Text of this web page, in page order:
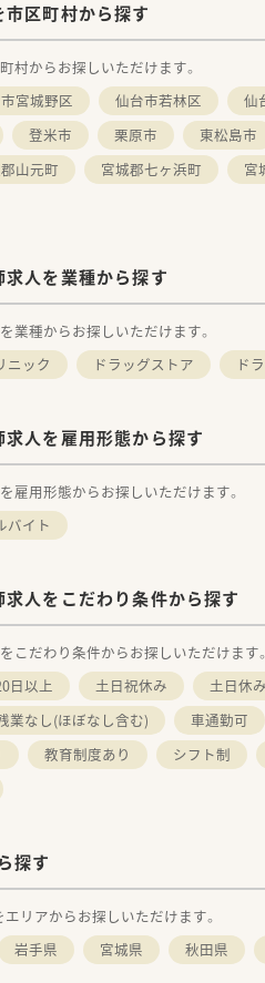
区町村から探す
村からお探しいただけます。
宮城野区 仙台市若林区 仙
登米市 栗原市 東松島市
山元町 宮城郡七ヶ浜町 宮
人を業種から探す
業種からお探しいただけます。
ニック ドラッグストア ド
人を雇用形態から探す
雇用形態からお探しいただけます。
バイト
人をこだわり条件から探す
こだわり条件からお探しいただけます。
日以上 土日祝休み 土日休
業なし(ほぼなし含む) 車通勤可
教育制度あり シフト制
探す
リアからお探しいただけます。
岩手県 宮城県 秋田県